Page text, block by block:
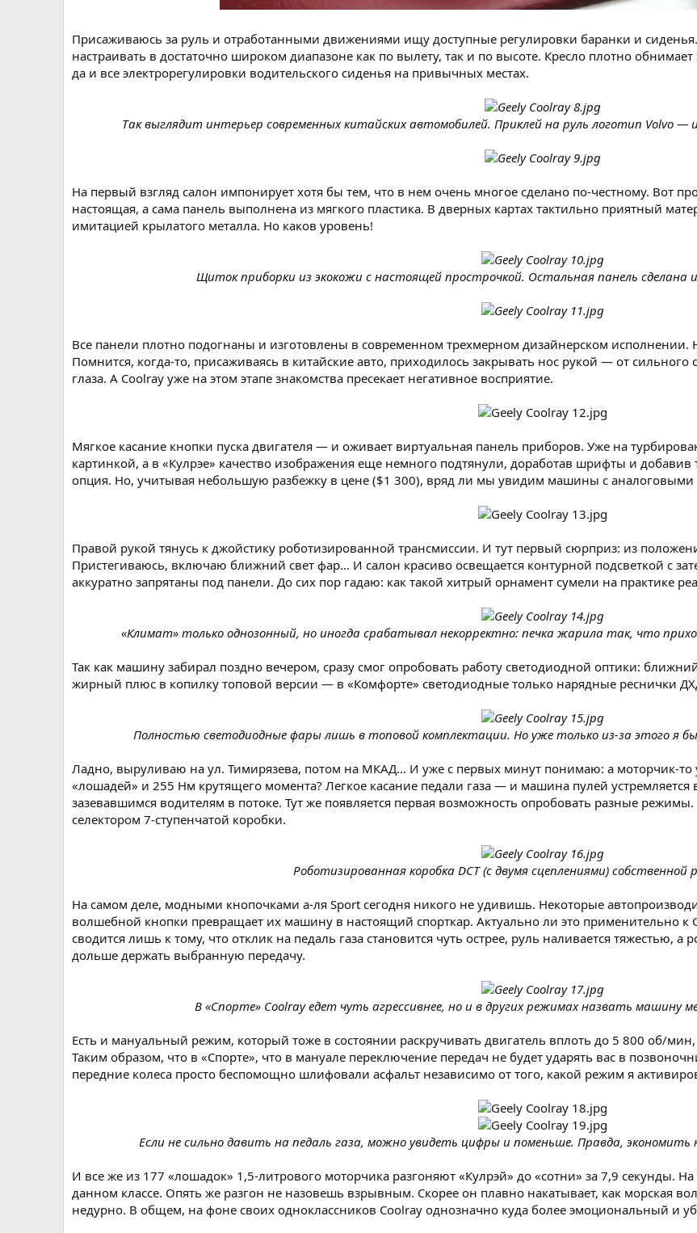
Присаживаюсь за руль и отработанными движениями ищу доступные регулировки баранки и
настраивать в достаточно широком диапазоне как по вылету, так и по высоте. Кресло плотно
да и все электрорегулировки водительского сиденья на привычных местах.
Так выглядит интерьер современных китайских автомобилей. Приклей на руль логотип Volvo —
На первый взгляд салон импонирует хотя бы тем, что в нем очень многое сделано по-честному. Вот
настоящая, а сама панель выполнена из мягкого пластика. В дверных картах тактильно приятный
имитацией крылатого металла. Но каков уровень!
Щиток приборки из экокожи с настоящей прострочкой. Остальная панель сделана
Все панели плотно подогнаны и изготовлены в современном трехмерном дизайнерском
Помнится, когда-то, присаживаясь в китайские авто, приходилось закрывать нос рукой — от сильного
глаза. А Coolray уже на этом этапе знакомства пресекает негативное восприятие.
Мягкое касание кнопки пуска двигателя — и оживает виртуальная панель приборов. Уже на
картинкой, а в «Кулрэе» качество изображения еще немного подтянули, доработав шрифты и добавив
опция. Но, учитывая небольшую разбежку в цене ($1 300), вряд ли мы увидим машины с аналоговыми
Правой рукой тянусь к джойстику роботизированной трансмиссии. И тут первый сюрприз: из
Пристегиваюсь, включаю ближний свет фар... И салон красиво освещается контурной подсветкой с
аккуратно запрятаны под панели. До сих пор гадаю: как такой хитрый орнамент сумели на практике
«Климат» только однозонный, но иногда срабатывал некорректно: печка жарила так, что
Так как машину забирал поздно вечером, сразу смог опробовать работу светодиодной оптики:
жирный плюс в копилку топовой версии — в «Комфорте» светодиодные только нарядные реснички
Полностью светодиодные фары лишь в топовой комплектации. Но уже только из-за этого я
Ладно, выруливаю на ул. Тимирязева, потом на МКАД... И уже с первых минут понимаю: а моторчик-то
«лошадей» и 255 Нм крутящего момента? Легкое касание педали газа — и машина пулей устремляется
зазевавшимся водителям в потоке. Тут же появляется первая возможность опробовать разные
селектором 7-ступенчатой коробки.
Роботизированная коробка DCT (с двумя сцеплениями) собственной
На самом деле, модными кнопочками а-ля Sport cегодня никого не удивишь. Некоторые
волшебной кнопки превращает их машину в настоящий спорткар. Актуально ли это применительно к
сводится лишь к тому, что отклик на педаль газа становится чуть острее, руль наливается тяжестью,
дольше держать выбранную передачу.
В «Спорте» Coolray едет чуть агрессивнее, но и в других режимах назвать машину
Есть и мануальный режим, который тоже в состоянии раскручивать двигатель вплоть до 5 800 об/
Таким образом, что в «Спорте», что в мануале переключение передач не будет ударять вас в
передние колеса просто беспомощно шлифовали асфальт независимо от того, какой режим я
Если не сильно давить на педаль газа, можно увидеть цифры и поменьше. Правда, экономить
И все же из 177 «лошадок» 1,5-литрового моторчика разгоняют «Кулрэй» до «сотни» за 7,9 секунды.
данном классе. Опять же разгон не назовешь взрывным. Скорее он плавно накатывает, как морская
недурно. В общем, на фоне своих одноклассников Coolray однозначно куда более эмоциональный и